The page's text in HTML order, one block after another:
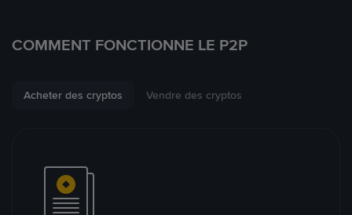
COMMENT FONCTIONNE LE P2P
Acheter des cryptos Vendre des cryptos